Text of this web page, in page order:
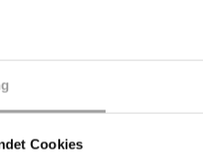
Cookies